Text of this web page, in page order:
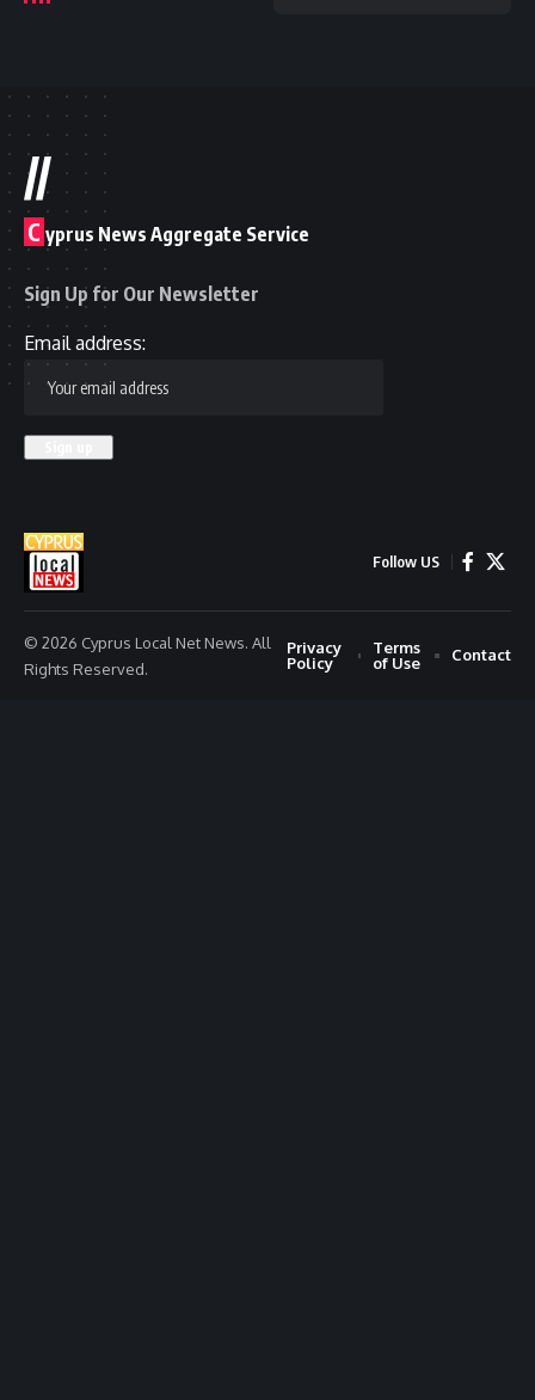
//
C yprus News Aggregate Service
Sign Up for Our Newsletter
Email address:
Follow US
© 2026 Cyprus Local Net News. All
Rights Reserved.
Privacy
Policy
Terms
of Use
Contact